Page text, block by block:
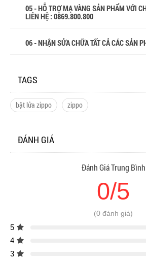
05 - HỖ TRỢ MẠ VÀNG SẢN PHẨM VỚI
LIÊN HỆ : 0869.800.800
06 - NHẬN SỬA CHỮA TẤT CẢ CÁC SẢN
TAGS
bật lửa zippo zippo
ĐÁNH GIÁ
Đánh Giá Trung Bình
0/5
(0 đánh giá)
5
4
3